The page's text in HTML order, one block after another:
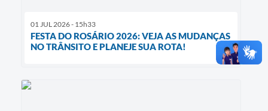
01 JUL 2026 - 15h33
FESTA DO ROSÁRIO 2026: VEJA AS MUDANÇAS
NO TRÂNSITO E PLANEJE SUA ROTA!